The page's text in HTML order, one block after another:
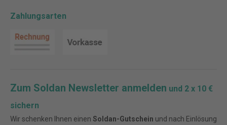
Zahlungsarten
Zum Soldan Newsletter anmelden und 2 x 10 €
sichern
Wir schenken Ihnen einen Soldan-Gutschein und nach Einlösung